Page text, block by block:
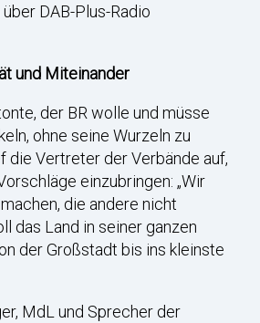
DAB-Plus-Radio
und Miteinander
der BR wolle und müsse
ohne seine Wurzeln zu
die Vertreter der Verbände auf,
einzubringen: „Wir
die andere nicht
das Land in seiner ganzen
der Großstadt bis ins kleinste
MdL und Sprecher der